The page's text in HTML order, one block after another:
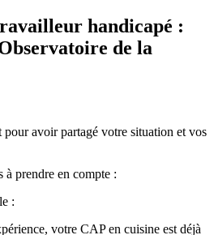
handicapé :
de la
avoir partagé votre situation et vos
à prendre en compte :
:
votre CAP en cuisine est déjà